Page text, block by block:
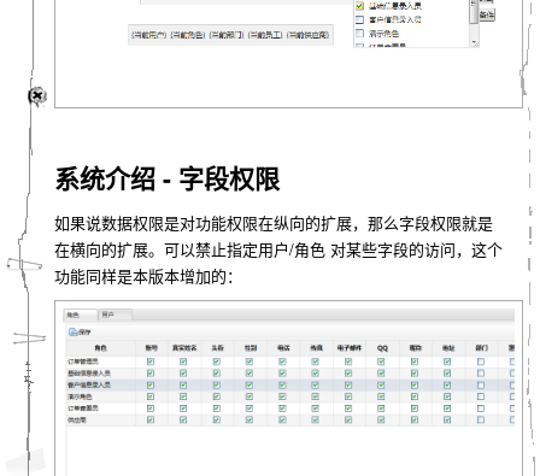
系统介绍 - 字段权限
如果说数据权限是对功能权限在纵向的扩展，那么字段权限就是
在横向的扩展。可以禁止指定用户/角色 对某些字段的访问，这个
功能同样是本版本增加的：